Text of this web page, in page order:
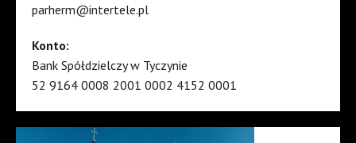
parherm@intertele.pl
Konto:
Bank Spółdzielczy w Tyczynie
52 9164 0008 2001 0002 4152 0001